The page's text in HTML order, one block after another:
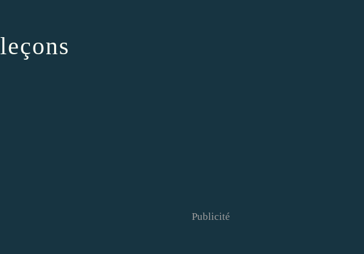
Publicité